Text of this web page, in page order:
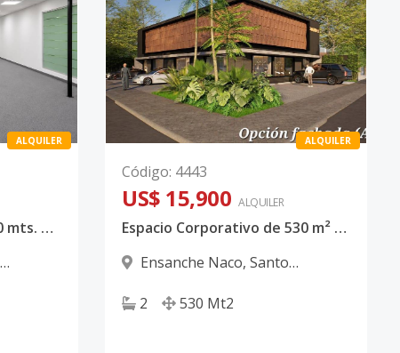
ALQUILER
Local Corporativo de 400 mts. en alquiler, Naco
ALQUILER
Código: 4443
US$ 15,900 ALQUILER
Espacio Corporativo de 530 m² con 14 Parqueos | Centro de la Ciudad
Ensanche Naco, Santo
2
530 Mt2